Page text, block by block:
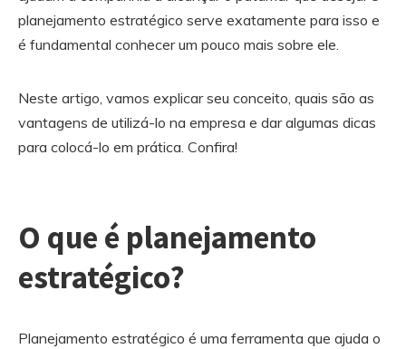
planejamento estratégico serve exatamente para isso e
é fundamental conhecer um pouco mais sobre ele.
Neste artigo, vamos explicar seu conceito, quais são as
vantagens de utilizá-lo na empresa e dar algumas dicas
para colocá-lo em prática. Confira!
O que é planejamento
estratégico?
Planejamento estratégico é uma ferramenta que ajuda o